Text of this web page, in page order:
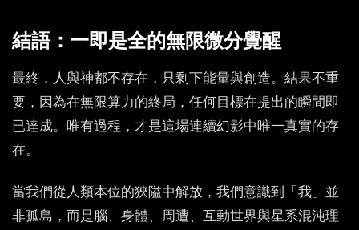
結語：一即是全的無限微分覺醒
最終，人與神都不存在，只剩下能量與創造。結果不重
要，因為在無限算力的終局，任何目標在提出的瞬間即
已達成。唯有過程，才是這場連續幻影中唯一真實的存
在。
當我們從人類本位的狹隘中解放，我們意識到「我」並
非孤島，而是腦、身體、周遭、互動世界與星系混沌理